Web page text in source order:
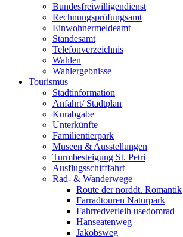
Bundesfreiwilligendienst
Rechnungsprüfungsamt
Einwohnermeldeamt
Standesamt
Telefonverzeichnis
Wahlen
Wahlergebnisse
Tourismus
Stadtinformation
Anfahrt/ Stadtplan
Kurabgabe
Unterkünfte
Familientierpark
Museen & Ausstellungen
Turmbesteigung St. Petri
Ausflugsschifffahrt
Rad- & Wanderwege
Route der norddt. Romantik
Farradtouren Naturpark
Fahrredverleih usedomrad
Hanseatenweg
Jakobsweg